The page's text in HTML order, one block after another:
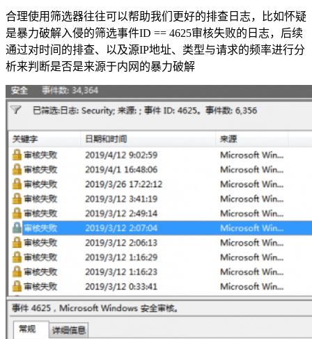
合理使用筛选器往往可以帮助我们更好的排查日志，比如怀疑
是暴力破解入侵的筛选事件ID == 4625审核失败的日志，后续
通过对时间的排查、以及源IP地址、类型与请求的频率进行分
析来判断是否是来源于内网的暴力破解